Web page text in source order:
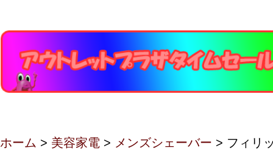
ホーム > 美容家電 > メンズシェーバー > フィリ